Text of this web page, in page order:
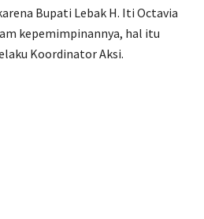
Bupati Lebak H. Iti Octavia
kepemimpinannya, hal itu
Koordinator Aksi.